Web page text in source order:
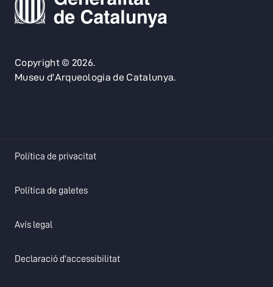
Copyright © 2026.
Museu d'Arqueologia de Catalunya.
Política de privacitatopens in a new tab
Política de galetesopens in a new tab
Avís legal
Declaració d'accessibilitatopens in a new tab